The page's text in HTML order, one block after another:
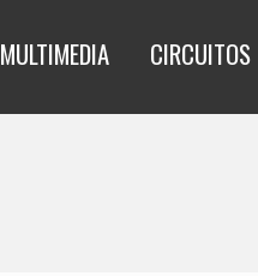
MULTIMEDIA CIRCUITOS